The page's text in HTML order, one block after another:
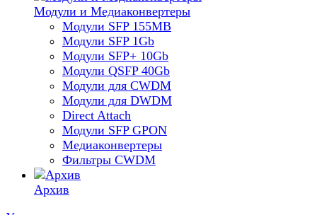
Модули и Медиаконвертеры
Модули SFP 155MB
Модули SFP 1Gb
Модули SFP+ 10Gb
Модули QSFP 40Gb
Модули для CWDM
Модули для DWDM
Direct Attach
Модули SFP GPON
Медиаконвертеры
Фильтры CWDM
Архив